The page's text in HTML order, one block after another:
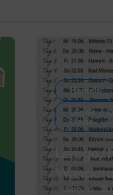
Hameln
Lügde /
Lippe
Lemgo/
Aug. 6,